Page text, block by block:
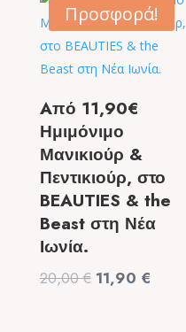
9,50 €. είναι:
6,50 €.
Προσφορά!
Aπό 11,90€
Ημιμόνιμο
Μανικιούρ &
Πεντικιούρ, στο
BEAUTIES & the
Beast στη Νέα
Ιωνία.
20,00€ Original
11,90 €